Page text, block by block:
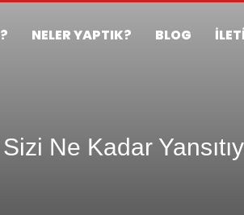
NELER YAPTIK? BLOG
Ne Kadar